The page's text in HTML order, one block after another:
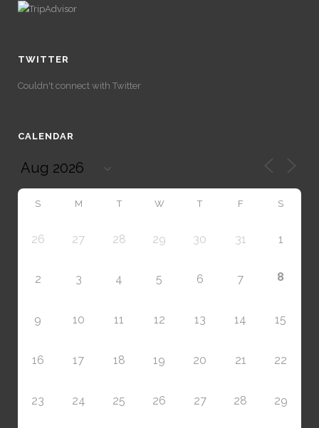
TWITTER
Couldn't connect with Twitter
CALENDAR
S M T W T F S
26 27 28 29 30 31 1
2 3 4 5 6 7 8
9 10 11 12 13 14 15
16 17 18 19 20 21 22
23 24 25 26 27 28 29